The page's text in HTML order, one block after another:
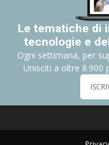
Le tematiche di
tecnologie e
Ogni settimana, per
Unisciti a oltre 8.900